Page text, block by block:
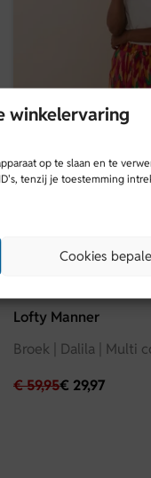
winkelervaring
op te slaan en te
tenzij je toestemming
Cookies
Wij adviseren om
mooi mogelijk te
Lofty Manner
Broek | Dalila | Multi
€59,95€ 29,97